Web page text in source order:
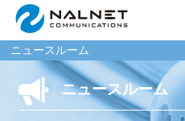
ニュースルーム
ニュースルーム
リース会社のお客様